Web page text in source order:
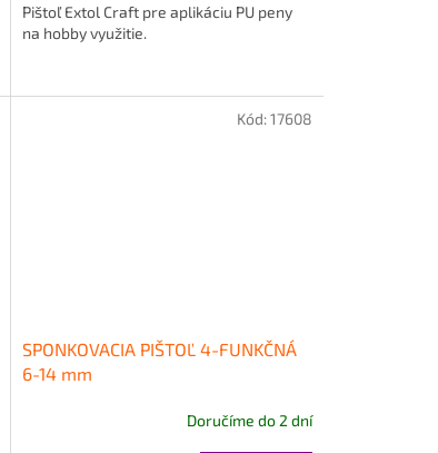
Pištoľ Extol Craft pre aplikáciu PU peny
na hobby využitie.
SPONKOVACIA PIŠTOĽ 4-FUNKČNÁ
6-14 mm
Doručíme do 2 dní
Kód:17608